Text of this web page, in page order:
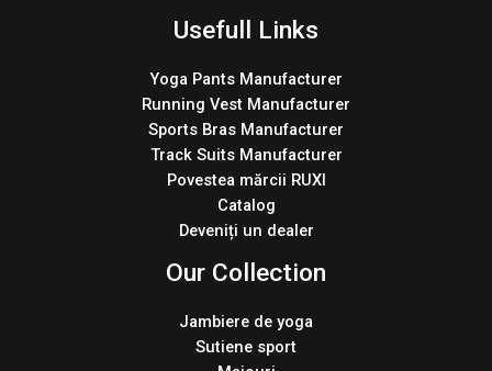
Usefull Links
Yoga Pants Manufacturer
Running Vest Manufacturer
Sports Bras Manufacturer
Track Suits Manufacturer
Povestea mărcii RUXI
Catalog
Deveniți un dealer
Our Collection
Jambiere de yoga
Sutiene sport